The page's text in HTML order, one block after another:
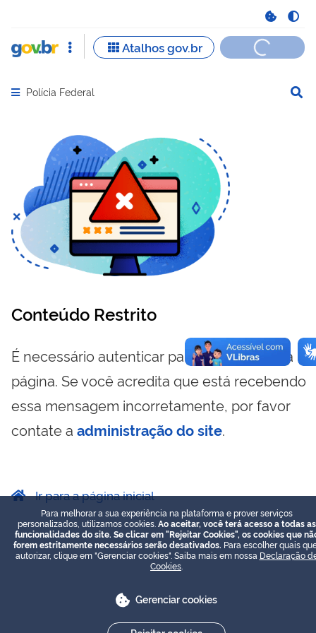
Abrir menu principal de navegação
Polícia Federal
Conteúdo Restrito
É necessário autenticar para visualizar essa
página. Se você acredita que está recebendo
essa mensagem incorretamente, por favor
contate a administração do site.
Ir para a página inicial
Para melhorar a sua experiência na plataforma e prover serviços
personalizados, utilizamos cookies. Ao aceitar, você terá acesso a todas as
funcionalidades do site. Se clicar em "Rejeitar Cookies", os cookies que
forem estritamente necessários serão desativados. Para escolher quais
autorizar, clique em "Gerenciar cookies". Saiba mais em nossa Declaração
Cookies
Gerenciar cookies